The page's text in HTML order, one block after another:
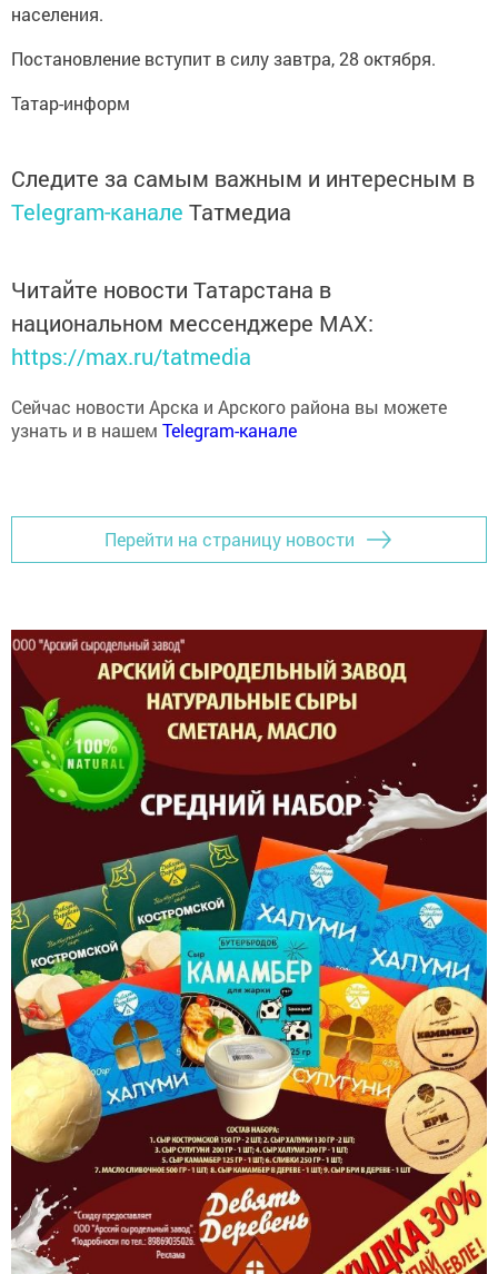
населения.
Постановление вступит в силу завтра, 28 октября.
Татар-информ
Следите за самым важным и интересным в
Telegram-канале Татмедиа
Читайте новости Татарстана в
национальном мессенджере MАХ:
https://max.ru/tatmedia
Сейчас новости Арска и Арского района вы можете
узнать и в нашем Telegram-канале
Перейти на страницу новости